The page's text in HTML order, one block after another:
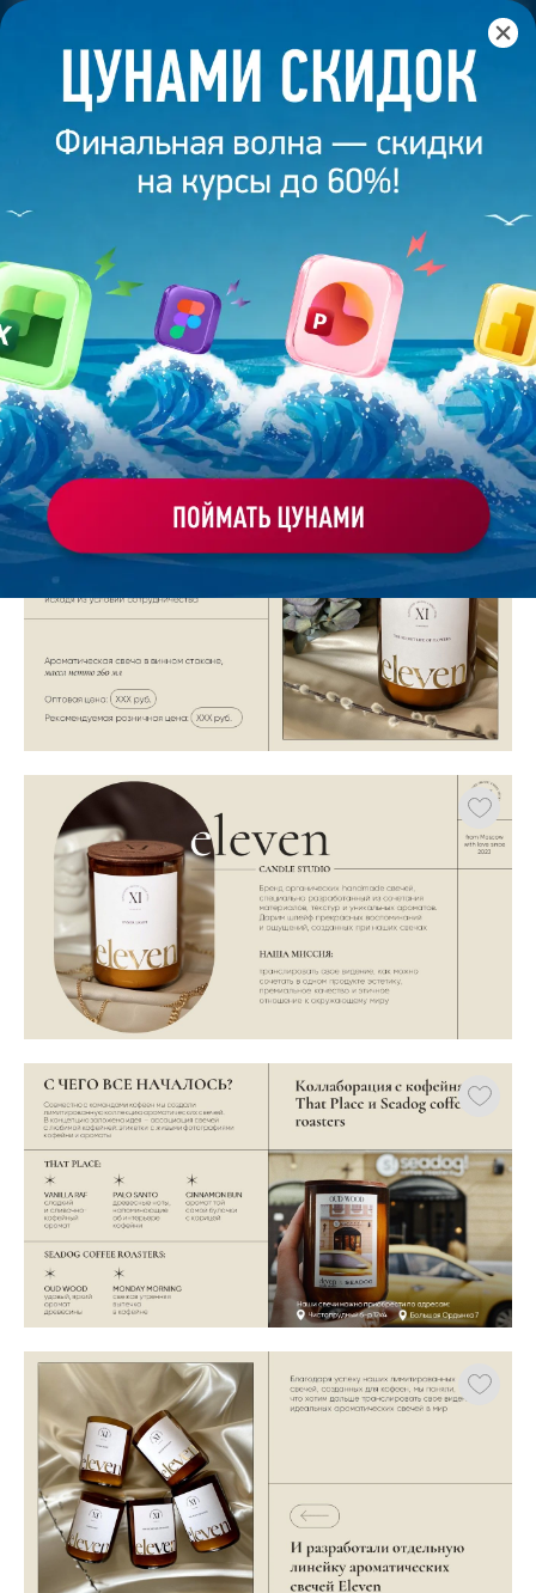
Главная /Банк слайдов / Презентация 364 – Ксения
ПРЕЗЕНТАЦИЯ 364 - КСЕНИЯ
ТИМОФЕЕВА
Моё избранное
Работа
студента
ХОЧУ ЗАКАЗАТЬ ТАКУЮ ПРЕЗЕНТАЦИЮ